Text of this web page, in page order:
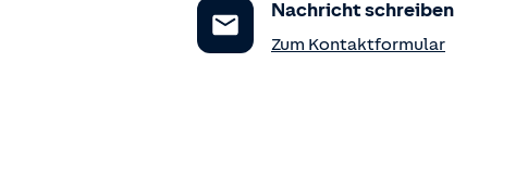
Nachricht schreiben
Zum Kontaktformular